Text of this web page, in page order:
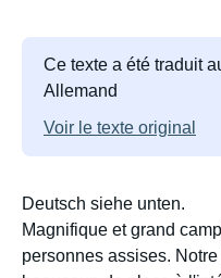
Ce texte a été traduit
Allemand
Voir le texte original
Deutsch siehe unten.
Magnifique et grand
personnes assises.